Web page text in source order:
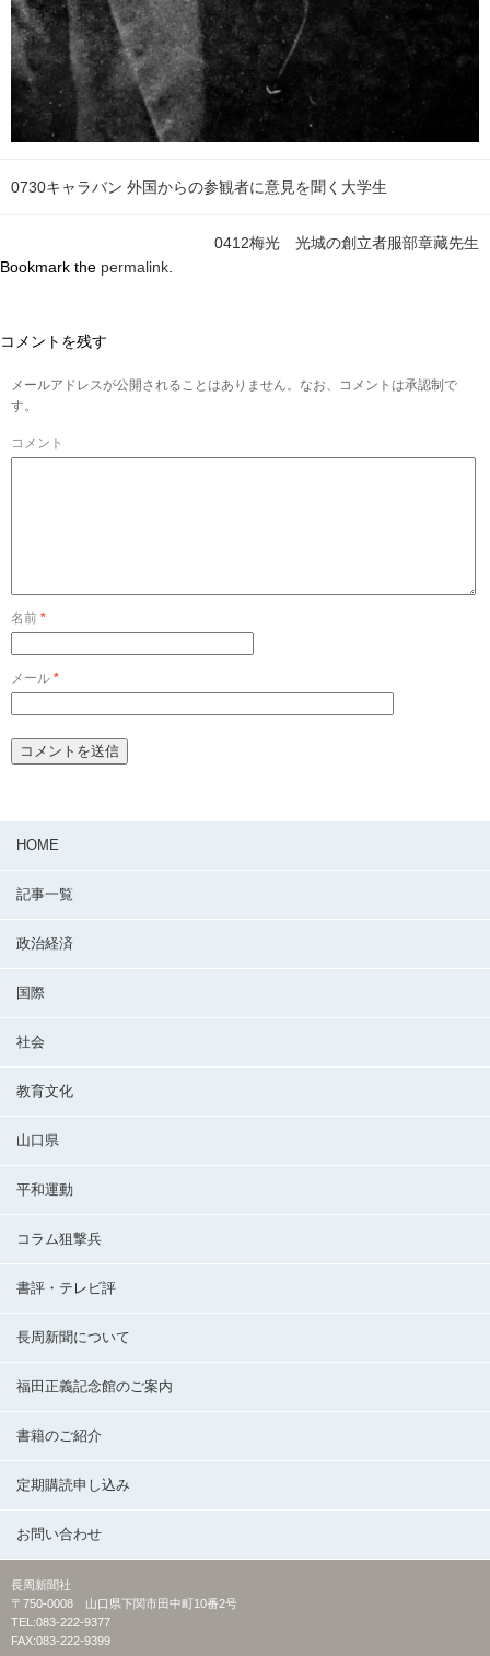
0730キャラバン 外国からの参観者に意見を聞く大学生
0412梅光 光城の創立者服部章藏先生
Bookmark the permalink
コメントを残す
メールアドレスが公開されることはありません。なお、コメントは承認制で
す。
コメント
名前 *
メール *
HOME
記事一覧
政治経済
国際
社会
教育文化
山口県
平和運動
コラム狙撃兵
書評・テレビ評
長周新聞について
福田正義記念館のご案内
書籍のご紹介
定期購読申し込み
お問い合わせ
長周新聞社
〒750-0008 山口県下関市田中町10番2号
TEL:083-222-9377
FAX:083-222-9399